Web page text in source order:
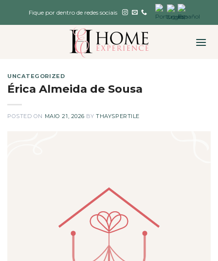
Fique por dentro de redes sociais
UNCATEGORIZED
Érica Almeida de Sousa
POSTED ON MAIO 21, 2026 BYTHAYSPERTILE